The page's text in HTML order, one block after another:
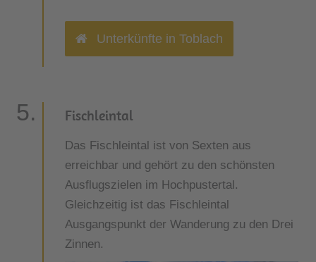
Unterkünfte in Toblach
Fischleintal
Das Fischleintal ist von Sexten aus
erreichbar und gehört zu den schönsten
Ausflugszielen im Hochpustertal.
Gleichzeitig ist das Fischleintal
Ausgangspunkt der Wanderung zu den Drei
Zinnen.